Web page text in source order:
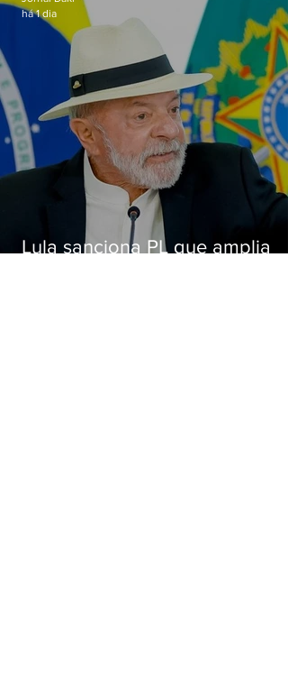
Lula sanciona PL que amplia
há 1 dia